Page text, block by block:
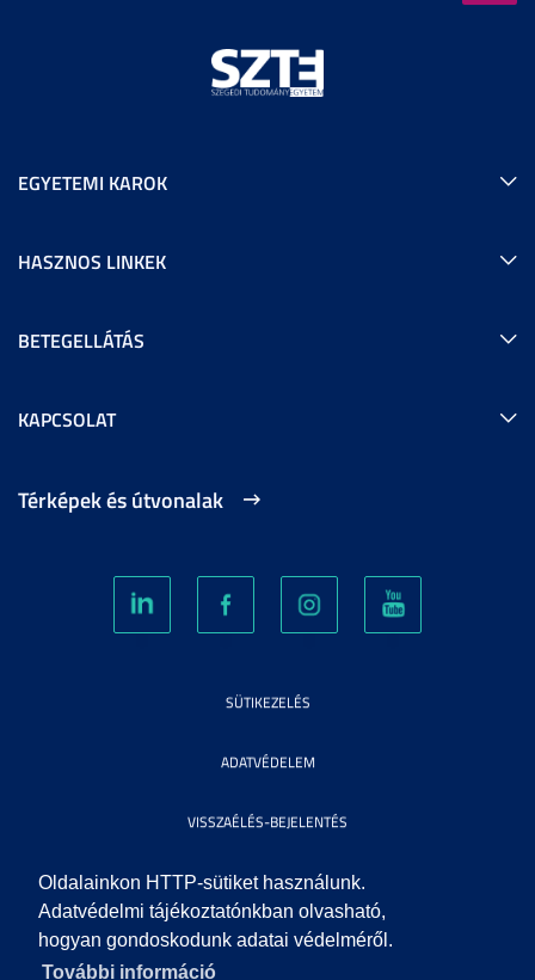
Oldalainkon HTTP-sütiket használunk.
Adatvédelmi tájékoztatónkban olvasható,
hogyan gondoskodunk adatai védelméről.
További információ
EGYETEMI KAROK
HASZNOS LINKEK
BETEGELLÁTÁS
KAPCSOLAT
Térképek és útvonalak
SÜTIKEZELÉS
ADATVÉDELEM
VISSZAÉLÉS-BEJELENTÉS
KÖZÉRDEKŰ ADATOK
IMPRESSZUM